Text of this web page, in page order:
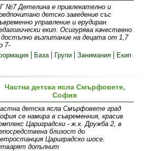
№7 Детелина е привлекателно и
детско заведение със
управление и ерудиран
екип. Осигурява качествено
достъпно възпитание на децата от 1,7
7-
База Групи Занимания Екип
Частна детска ясла Смърфовете,
София
детска ясла Смърфовете град
се намира в съвременния, красив
Цариградски - ж.к. Дружба 2, в
близост до
Цариградско шосе.
допълнит